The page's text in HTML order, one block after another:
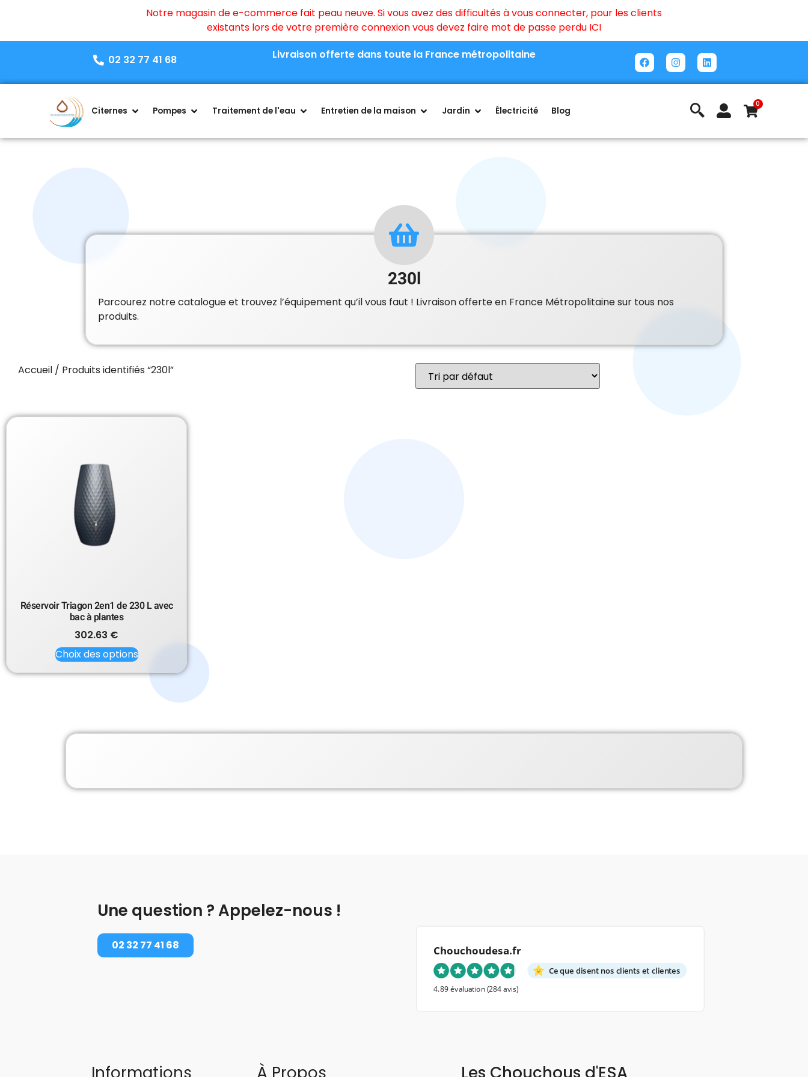
Notre magasin de e-commerce fait peau neuve. Si vous avez des difficultés à vous connecter, pour les clients
existants lors de votre première connexion vous devez faire mot de passe perdu ICI
02 32 77 41 68 Livraison offerte dans toute la France métropolitaine
Citernes Pompes Traitement de l'eau Entretien de la maison Jardin Électricité Blog
0
230l
Parcourez notre catalogue et trouvez l’équipement qu’il vous faut ! Livraison offerte en France Métropolitaine sur tous nos
produits.
Accueil / Produits identifiés “230l”
Réservoir Triagon 2en1 de 230 L avec
bac à plantes
302.63 €
Choix des options
Une question ? Appelez-nous !
02 32 77 41 68 Chouchoudesa.fr
Ce que disent nos clients et clientes
4.89 évaluation(284 avis)